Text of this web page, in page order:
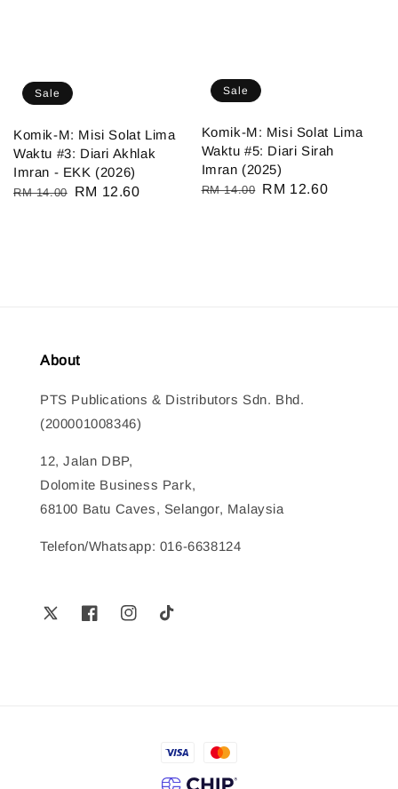
Sale
Komik-M: Misi Solat Lima
Waktu #3: Diari Akhlak
Imran - EKK (2026)
Regular
RM 14.00
Sale
RM 12.60
Sale
Komik-M: Misi Solat Lima
Waktu #5: Diari Sirah
Imran (2025)
Regular
RM 14.00 Sale
RM 12.60
About
PTS Publications & Distributors Sdn. Bhd.
(200001008346)
12, Jalan DBP,
Dolomite Business Park,
68100 Batu Caves, Selangor, Malaysia
Telefon/Whatsapp: 016-6638124